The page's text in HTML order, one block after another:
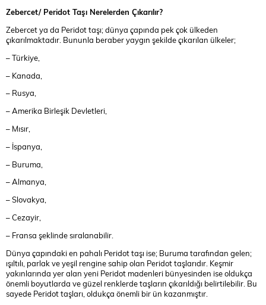
Zebercet/ Peridot Taşı Nerelerden Çıkarılır?
Zebercet ya da Peridot taşı; dünya çapında pek çok ülkeden
çıkarılmaktadır. Bununla beraber yaygın şekilde çıkarılan ülkeler;
– Türkiye,
– Kanada,
– Rusya,
– Amerika Birleşik Devletleri,
– Mısır,
– İspanya,
– Buruma,
– Almanya,
– Slovakya,
– Cezayir,
– Fransa şeklinde sıralanabilir.
Dünya çapındaki en pahalı Peridot taşı ise; Buruma tarafından gelen;
ışıltılı, parlak ve yeşil rengine sahip olan Peridot taşlarıdır. Keşmir
yakınlarında yer alan yeni Peridot madenleri bünyesinden ise oldukça
önemli boyutlarda ve güzel renklerde taşların çıkarıldığı belirtilebilir. Bu
sayede Peridot taşları, oldukça önemli bir ün kazanmıştır.